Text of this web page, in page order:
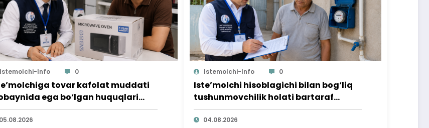
Istemolchi-Info 0
tovar kafolat muddati
ega bo‘lgan huquqlari
berildi
05.08.2026
Istemolchi-Info 0
Iste’molchi hisoblagichi bilan bog‘liq
tushunmovchilik holati bartaraf
qilindi
04.08.2026